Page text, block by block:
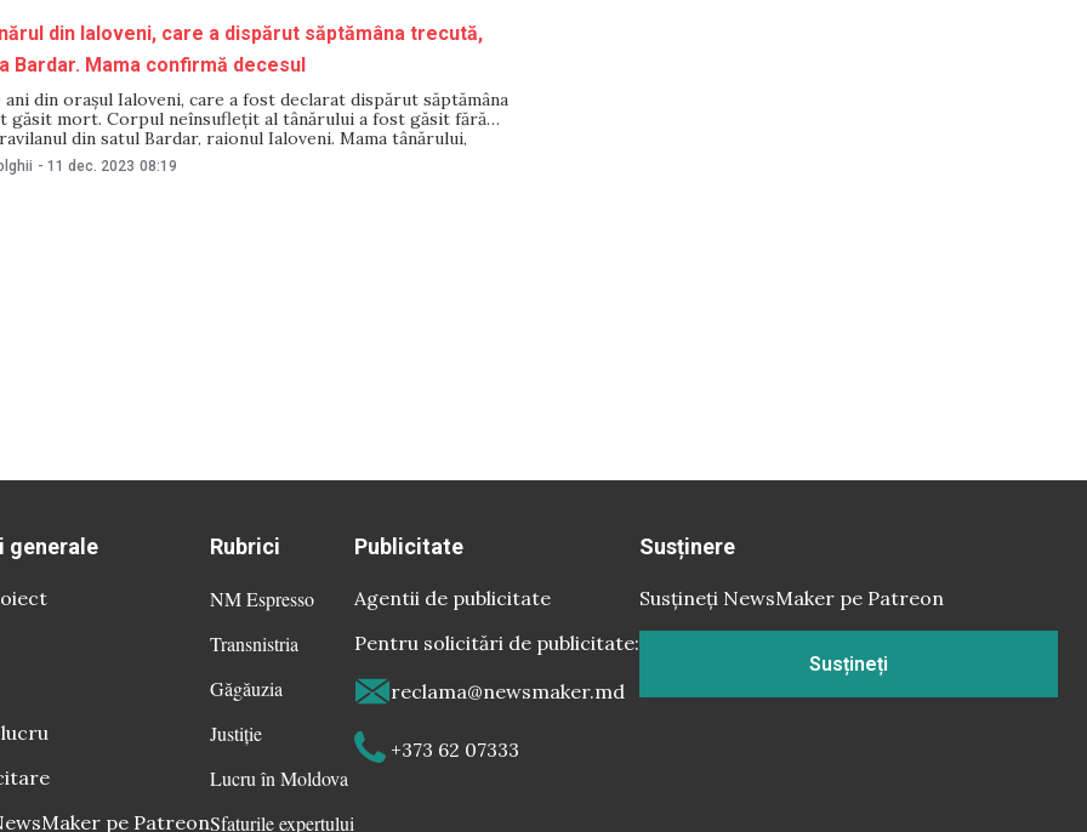
din Ialoveni, care a dispărut săptămâna trecută,
Bardar. Mama confirmă decesul
ani din orașul Ialoveni, care a fost declarat dispărut săptămâna
găsit mort. Corpul neînsuflețit al tânărului a fost găsit fără
din satul Bardar, raionul Ialoveni. Mama tânărului,
a confirmat faptul că cadavrul depistat este al fiul ei.
General
- 11 dec. 2023 08:19
generale
pe Patreon
Rubrici
NM Espresso
Transnistria
Găgăuzia
Justiție
Lucru în Moldova
Sfaturile expertului
Publicitate
Agentii de publicitate
Pentru solicitări de publicitate:
reclama@newsmaker.md
+373 62 07333
Susținere
Susțineți NewsMaker pe Patreon
Susțineți